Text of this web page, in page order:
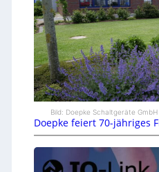
Bild: Doepke Schaltgeräte GmbH
Doepke feiert 70-jähriges